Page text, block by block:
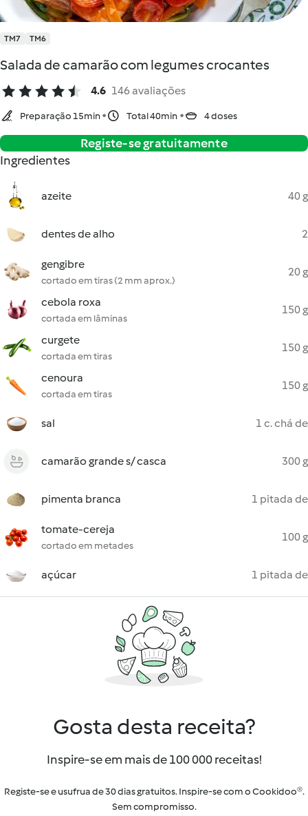
TM7 TM6
Salada de camarão com legumes crocantes
4.6 146 avaliações
Preparação 15min Total 40min 4 doses
Registe-se gratuitamente
Ingredientes
azeite 40 g
dentes de alho 2
gengibre
cortado em tiras (2 mm aprox.)
20 g
cebola roxa
cortada em lâminas
150 g
curgete
cortada em tiras
150 g
cenoura
cortada em tiras
150 g
sal 1 c. chá de
camarão grande s/ casca 300 g
pimenta branca 1 pitada de
tomate-cereja
cortado em metades
100 g
açúcar 1 pitada de
Gosta desta receita?
Inspire-se em mais de 100 000 receitas!
Registe-se e usufrua de 30 dias gratuitos. Inspire-se com o Cookidoo®.
Sem compromisso.